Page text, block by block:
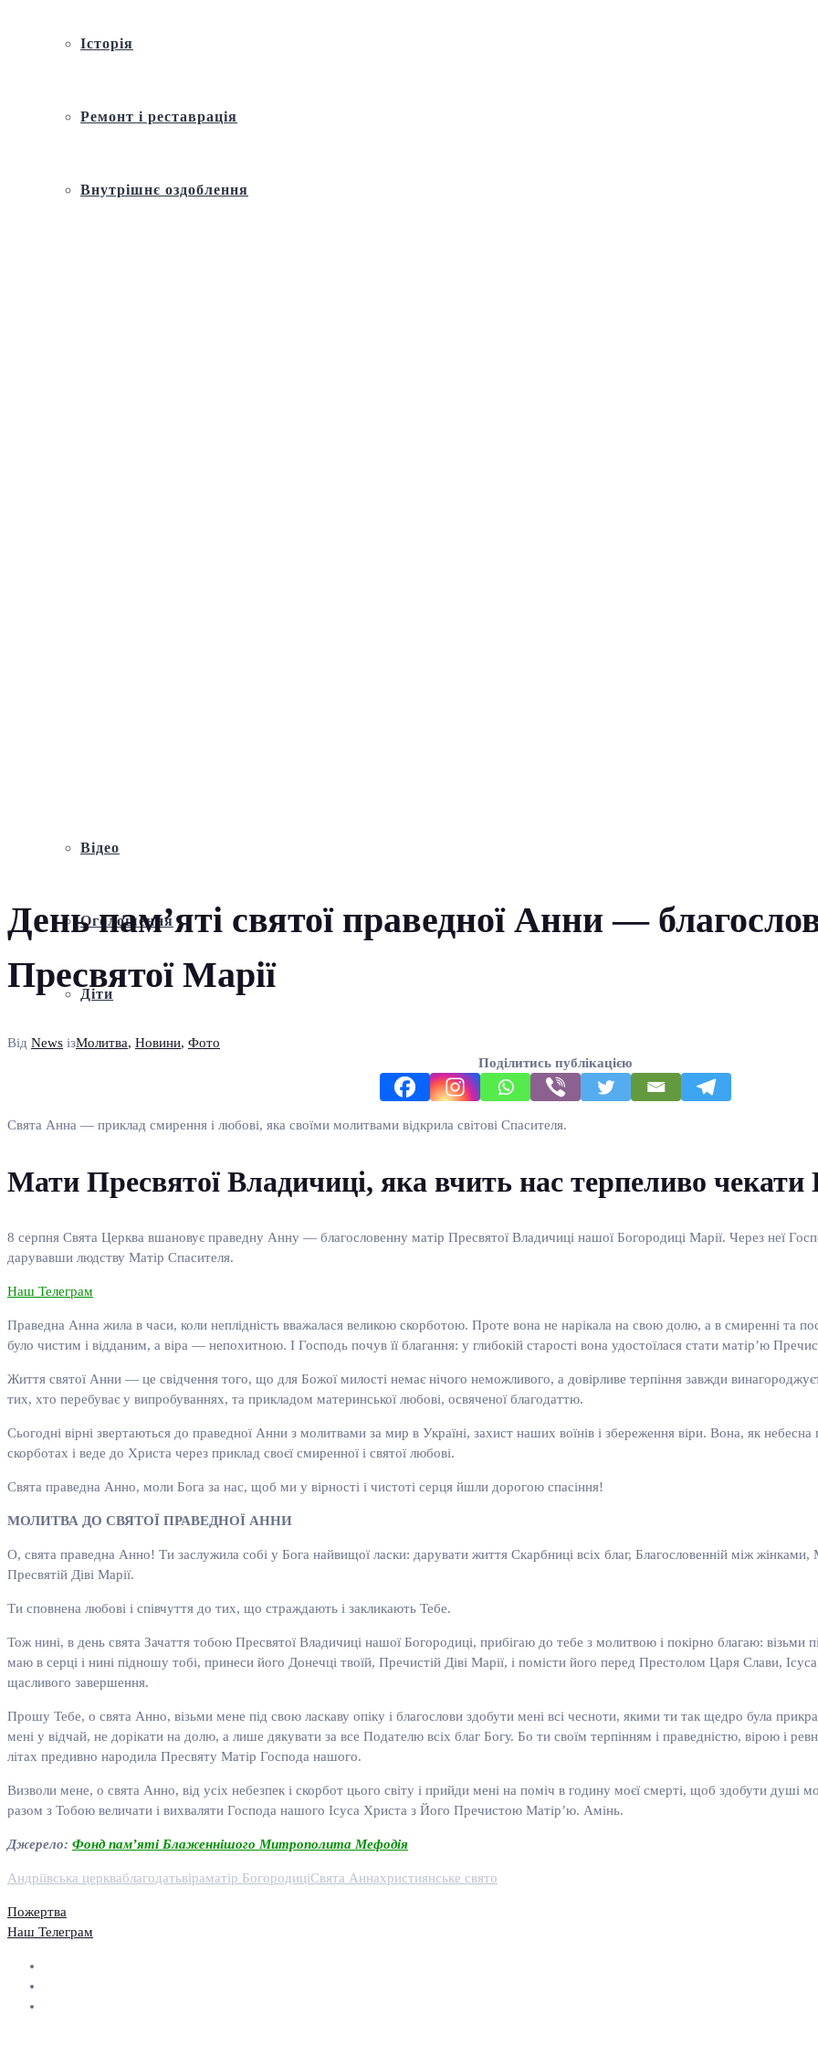
Історія
Ремонт і реставрація
Внутрішнє оздоблення
Відео
Оголошення
Діти
День пам’яті святої праведної Анни —
Пресвятої Марії
Від News ізМолитва, Новини, Фото
Поділитись публікацією
Свята Анна — приклад смирення і любові, яка своїми молитвами відкрила світові Спасителя.
Мати Пресвятої Владичиці, яка вчить нас терпеливо чекати
8 серпня Свята Церква вшановує праведну Анну — благословенну матір Пресвятої Владичиці нашої Богородиці Марії. Через неї
дарувавши людству Матір Спасителя.
Наш Телеграм
Праведна Анна жила в часи, коли неплідність вважалася великою скорботою. Проте вона не нарікала на свою долю, а в смиренні та
було чистим і відданим, а віра — непохитною. І Господь почув її благання: у глибокій старості вона удостоїлася стати матір’ю
Життя святої Анни — це свідчення того, що для Божої милості немає нічого неможливого, а довірливе терпіння завжди
тих, хто перебуває у випробуваннях, та прикладом материнської любові, освяченої благодаттю.
Сьогодні вірні звертаються до праведної Анни з молитвами за мир в Україні, захист наших воїнів і збереження віри. Вона, як
скорботах і веде до Христа через приклад своєї смиренної і святої любові.
Свята праведна Анно, моли Бога за нас, щоб ми у вірності і чистоті серця йшли дорогою спасіння!
МОЛИТВА ДО СВЯТОЇ ПРАВЕДНОЇ АННИ
О, свята праведна Анно! Ти заслужила собі у Бога найвищої ласки: дарувати життя Скарбниці всіх благ, Благословенній між
Пресвятій Діві Марії.
Ти сповнена любові і співчуття до тих, що страждають і закликають Тебе.
Тож нині, в день свята Зачаття тобою Пресвятої Владичиці нашої Богородиці, прибігаю до тебе з молитвою і покірно благаю: візьми
маю в серці і нині підношу тобі, принеси його Донечці твоїй, Пречистій Діві Марії, і помісти його перед Престолом Царя Слави,
щасливого завершення.
Прошу Тебе, о свята Анно, візьми мене під свою ласкаву опіку і благослови здобути мені всі чесноти, якими ти так щедро була
мені у відчай, не дорікати на долю, а лише дякувати за все Подателю всіх благ Богу. Бо ти своїм терпінням і праведністю, вірою і
літах предивно народила Пресвяту Матір Господа нашого.
Визволи мене, о свята Анно, від усіх небезпек і скорбот цього світу і прийди мені на поміч в годину моєї смерті, щоб здобути душі
разом з Тобою величати і вихваляти Господа нашого Ісуса Христа з Його Пречистою Матір’ю. Амінь.
Джерело: Фонд пам’яті Блаженнішого Митрополита Мефодія
Андріївська церкваблагодатьвіраматір БогородиціСвята Аннахристиянське свято
Пожертва
Наш Телеграм